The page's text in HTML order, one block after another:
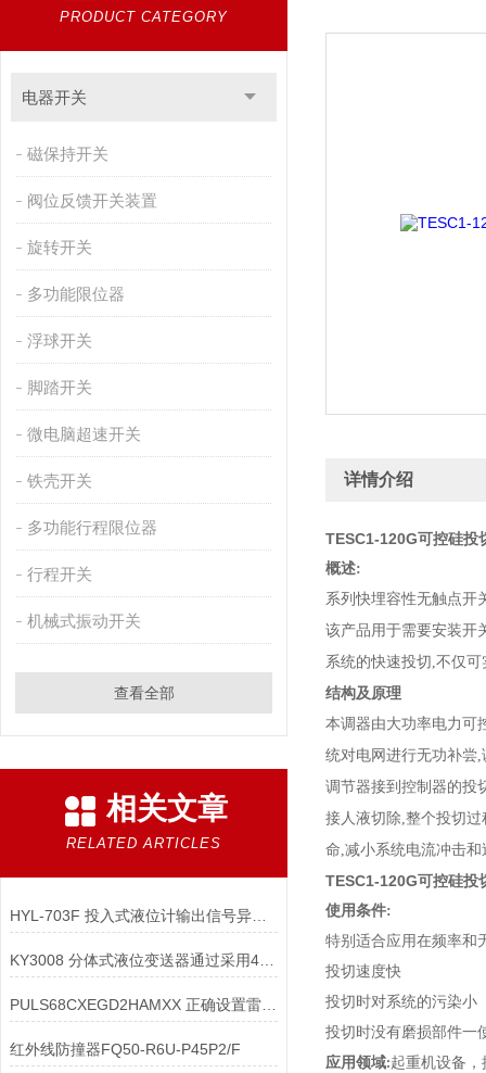
PRODUCT CATEGORY
电器开关
磁保持开关
阀位反馈开关装置
旋转开关
多功能限位器
浮球开关
脚踏开关
微电脑超速开关
铁壳开关
多功能行程限位器
行程开关
机械式振动开关
查看全部
相关文章
RELATED ARTICLES
HYL-703F 投入式液位计输出信号异常如何处理
KY3008 分体式液位变送器通过采用4-20mA电流信号传输
PULS68CXEGD2HAMXX 正确设置雷达液位计的量程参数
红外线防撞器FQ50-R6U-P45P2/F
详情介绍
TESC1-120G可控硅投
概述:
系列快埋容性无触点开
该产品用于需要安装开
系统的快速投切,不仅
结构及原理
本调器由大功率电力可
统对电网进行无功补尝
调节器接到控制器的投
接人液切除,整个投切
命,减小系统电流冲击和
TESC1-120G可控硅投
使用条件:
特别适合应用在频率和
投切速度快
投切时对系统的污染小
投切时没有磨损部件一
应用领域:起重机设备，